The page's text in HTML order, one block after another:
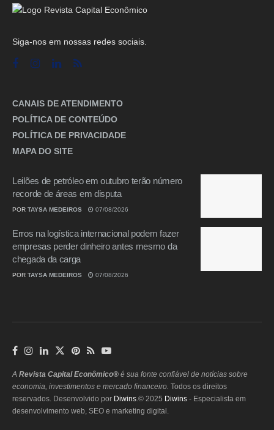
Siga-nos em nossas redes sociais.
CANAIS DE ATENDIMENTO
POLÍTICA DE CONTEÚDO
POLÍTICA DE PRIVACIDADE
MAPA DO SITE
Leilões de petróleo em outubro terão número
recorde de áreas em disputa
POR TAYSA MEDEIROS 07/08/2026
Erros na logística internacional podem fazer
empresas perder dinheiro antes mesmo da
chegada da carga
POR TAYSA MEDEIROS 07/08/2026
A Revista Capital Econômico® é sua fonte confiável de notícias sobre
economia, investimentos e mercado financeiro. Todos os direitos
reservados. Desenvolvido por Diwins .© 2025 Diwins - Especialista em
desenvolvimento web, SEO e marketing digital.